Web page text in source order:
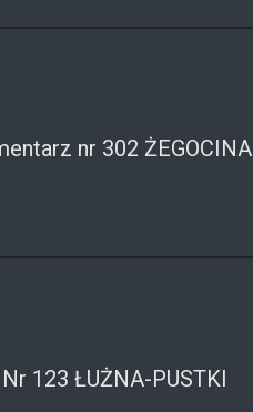
nr 302 ŻEGOCINA
Nr 123 ŁUŻNA-PUSTKI